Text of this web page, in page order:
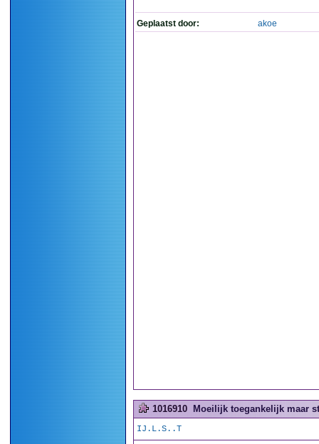
Geplaatst door: akoe
1016910 Moeilijk toegankelijk maar
IJ.L.S..T